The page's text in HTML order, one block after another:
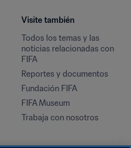
Visite también
Todos los temas y las
noticias relacionadas con
FIFA
Reportes y documentos
Fundación FIFA
FIFA Museum
Trabaja con nosotros